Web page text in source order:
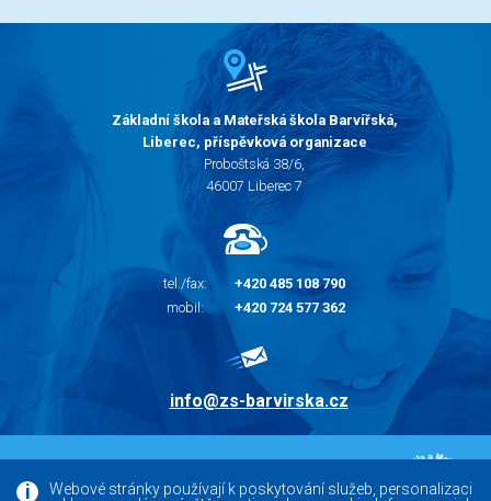
Webové stránky používají k poskytování služeb, personalizaci
Základní škola a Mateřská škola Barvířská,
Liberec, příspěvková organizace
Proboštská 38/6,
46007 Liberec 7
tel./fax:
+420 485 108 790
mobil:
+420 724 577 362
info@zs-barvirska.cz